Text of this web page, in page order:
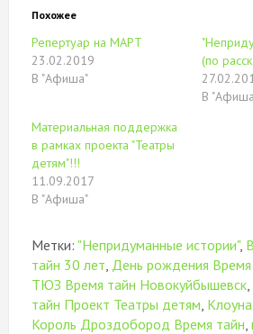
окне) в
новом
Похожее
Репертуар на МАРТ
23.02.2019
В "Афиша"
(по
В
Материальная поддержка
в рамках проекта "Театры
детям"!!!
11.09.2017
В "Афиша"
Метки: "Непридуманные истории",
тайн 30 лет, День рождения Время
ТЮЗ Время тайн Новокуйбышевск,
тайн Проект Театры детям,
Король Дроздобород Время тайн,